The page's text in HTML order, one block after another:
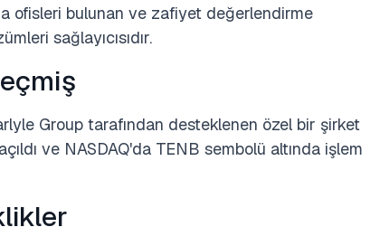
ofisleri bulunan ve zafiyet değerlendirme
sağlayıcısıdır.
Group tarafından desteklenen özel bir şirket
ve NASDAQ'da TENB sembolü altında işlem